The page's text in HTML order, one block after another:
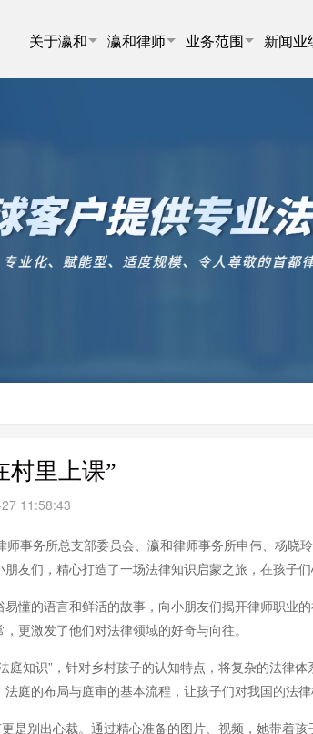
关于瀛和 瀛和律师 业务范围 新闻业
村里上课”
11:58:43
事务所总支部委员会、瀛和律师事务所申伟、杨
友们，精心打造了一场法律知识启蒙之旅，在孩子们
懂的语言和鲜活的故事，向小朋友们揭开律师职
更激发了他们对法律领域的好奇与向往。
庭知识”，针对乡村孩子的认知特点，将复杂的法律
庭的布局与庭审的基本流程，让孩子们对我国的法
是别出心裁。通过精心准备的图片、视频，她带着